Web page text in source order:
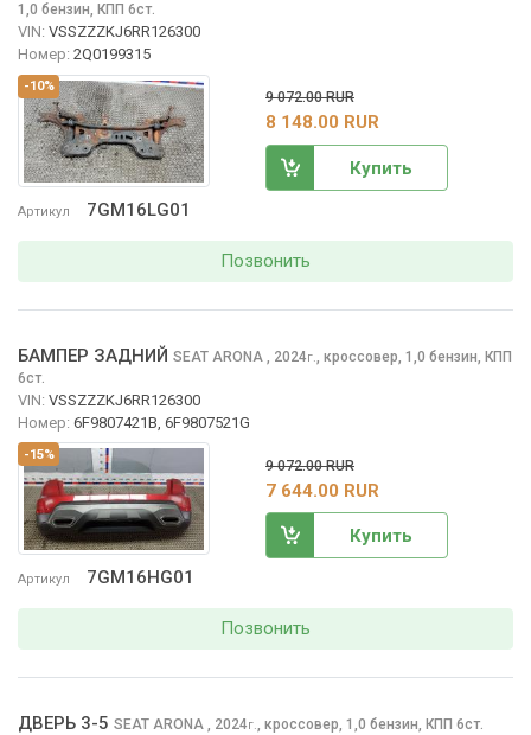
-10%
Артикул 7GM16LG01
1,0 бензин, КПП 6ст.
VIN: VSSZZZKJ6RR126300
Номер: 2Q0199315
9 072.00 RUR
8 148.00 RUR
Купить
Позвонить
-15%
Артикул 7GM16HG01
БАМПЕР ЗАДНИЙ SEAT ARONA , 2024г.
кроссовер, 1,0 бензин, КПП
6ст.
VIN: VSSZZZKJ6RR126300
Номер: 6F9807421B, 6F9807521G
9 072.00 RUR
7 644.00 RUR
Купить
Позвонить
ДВЕРЬ 3-5 SEAT ARONA , 2024г. кроссовер, 1,0 бензин, КПП 6ст.